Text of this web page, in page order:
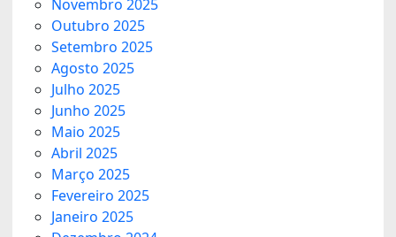
Novembro 2025
Outubro 2025
Setembro 2025
Agosto 2025
Julho 2025
Junho 2025
Maio 2025
Abril 2025
Março 2025
Fevereiro 2025
Janeiro 2025